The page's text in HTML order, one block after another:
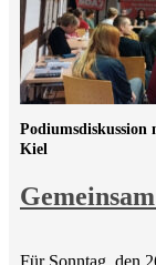
Kiel
Für Sonntag, den